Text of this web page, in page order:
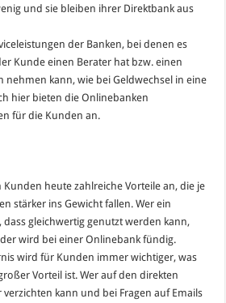
und sie bleiben ihrer Direktbank aus
der Banken, bei denen es
Kunde einen Berater hat bzw. einen
nehmen kann, wie bei Geldwechsel in eine
hier bieten die Onlinebanken
für die Kunden an.
heute zahlreiche Vorteile an, die je
stärker ins Gewicht fallen. Wer ein
dass gleichwertig genutzt werden kann,
wird bei einer Onlinebank fündig.
wird für Kunden immer wichtiger, was
Vorteil ist. Wer auf den direkten
kann und bei Fragen auf Emails